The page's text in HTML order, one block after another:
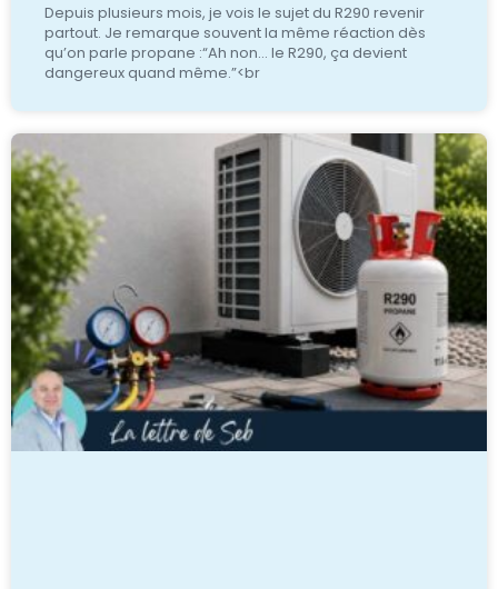
Depuis plusieurs mois, je vois le sujet du R290 revenir
partout. Je remarque souvent la même réaction dès
qu’on parle propane :“Ah non… le R290, ça devient
dangereux quand même.”<br